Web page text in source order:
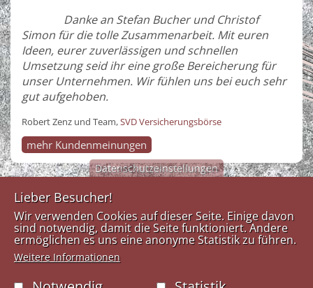
Danke an Stefan Bucher und Christof
Simon für die tolle Zusammenarbeit. Mit euren
Ideen, eurer zuverlässigen und schnellen
Umsetzung seid ihr eine große Bereicherung für
unser Unternehmen. Wir fühlen uns bei euch sehr
gut aufgehoben.
Robert Zenz und Team,SVD Versicherungsbörse
mehr Kundenmeinungen
Medien
Design
Werkstatt
Kontakt
Tel:+43
(0)5223-
53723
Links
Anfahrtsplan
Datenschutzeinstellungen
Lieber Besucher!
Wir verwenden Cookies auf dieser Seite. Einige davon
sind notwendig, damit die Seite funktioniert. Andere
ermöglichen es uns eine anonyme Statistik zu führen.
Weitere Informationen